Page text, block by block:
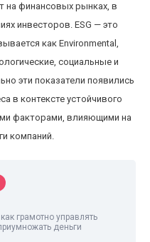
на финансовых рынках, в
инвесторов. ESG — это
как Environmental,
социальные и
эти показатели появились
в контексте устойчивого
факторами, влияющими на
компаний.
грамотно управлять
деньги